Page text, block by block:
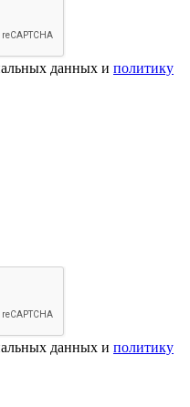
данных и политику
данных и политику